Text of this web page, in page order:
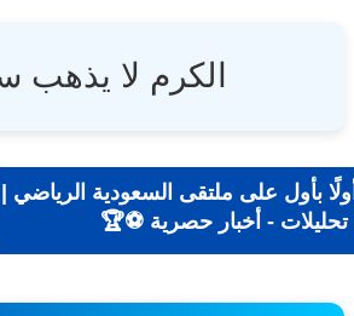
الكرم لا يذهب
بأول على ملتقى السعودية الرياضي |
- أخبار حصرية ⚽🏆